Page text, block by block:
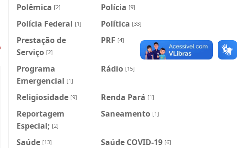
Polêmica [2] Polícia [9]
Polícia Federal [1] Política [33]
Prestação de
Serviço [2]
PRF [4]
Programa
Emergencial [1]
Rádio [15]
Religiosidade [9] Renda Pará [1]
Reportagem
Especial; [2]
Saneamento [1]
Saúde [13] Saúde COVID-19 [6]